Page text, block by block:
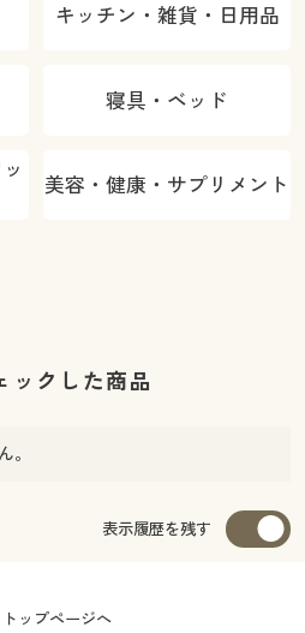
キッチン・雑貨・日用品
寝具・ベッド
美容・健康・サプリメント
ックした商品
。
表示履歴を残す
ップページへ